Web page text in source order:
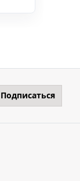
Подписаться